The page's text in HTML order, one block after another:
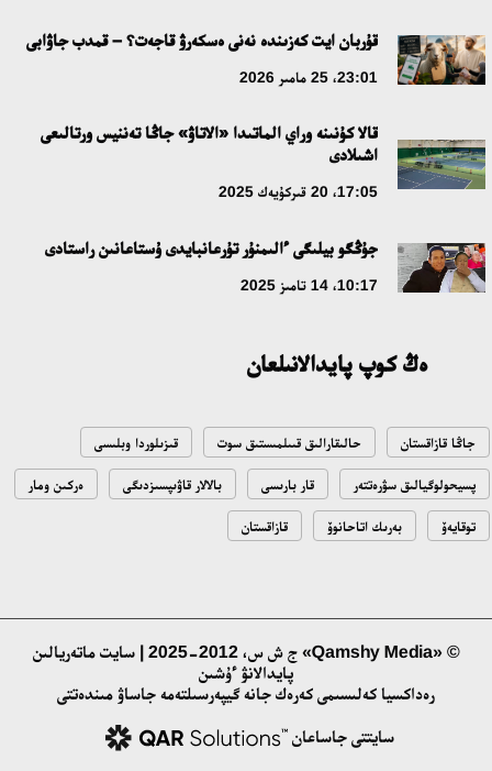
قۇربان ايت كەزىندە نەنى ەسكەرۋ قاجەت؟ – قمدب جاۋابى
23:01، 25 مامىر 2026
قالا كۇنىنە وراي الماتىدا «الاتاۋ» جاڭا تەننيس ورتالىعى
اشىلادى
17:05، 20 قىركۇيەك 2025
جۇڭگو بيلىگى ءالىمنۇر تۇرعانبايدى ۇستاعانىن راستادى
10:17، 14 تامىز 2025
ەڭ كوپ پايدالانىلعان
جاڭا قازاقستان حالىقارالىق قىىلمىستىق سوت قىزىلوردا وبلىسى
پسيحولوگيالىق سۋرەتتەر قار بارىسى بالالار قاۋىپسىزدىگى ەركىن ومار
توقايەۆ بەرىك اتاحانوۆ قازاقستان
© «Qamshy Media» ج ش س، 2012-2025 | سايت ماتەريالىن
پايدالانۋ ءۇشىن
رەداكسيا كەلىسىمى كەرەك جانە گيپەرسىلتەمە جاساۋ مىندەتتى
سايتتى جاساعان